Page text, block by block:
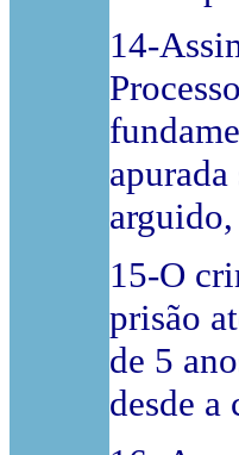
14-
15-O
prisão
de 5
desde a